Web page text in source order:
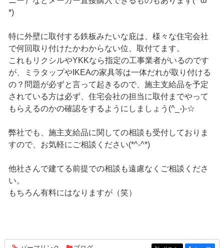
*)
特に外壁に取付する鉄板みたいな庇は、様々な住宅会社
で何回取り付けたかわからない位、取付てます。
これもリクシルやYKKなら指定の工事業者がいるのです
が、ミラタップやIKEAの家具等は一体だれが取り付ける
の？問題が必ずと言って起きるので、施主支給品を予定
されている方は必ず、住宅会社の担当に取付までやって
もらえるのかの確認をするようにしましょう(^_-)-☆
弊社でも、施主支給品に関しての相談も受付しておりま
すので、お気軽にご相談ください(*^-^*)
他社さんで建てる前提での相談も遠慮なくご相談くださ
い。
もちろん有料にはなりますが（笑）